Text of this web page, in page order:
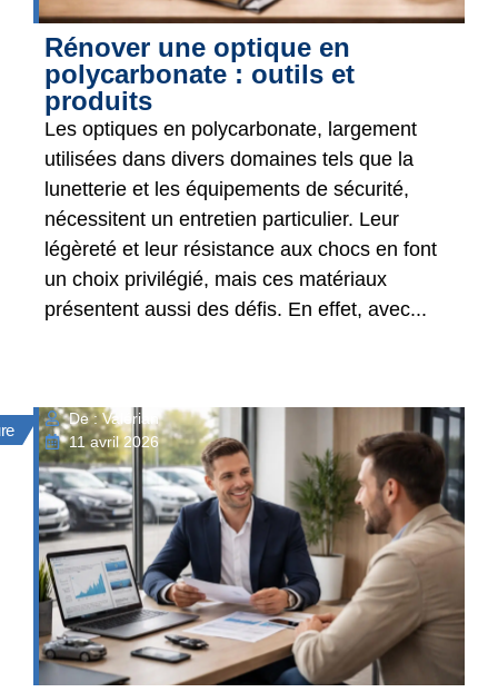
Rénover une optique en
polycarbonate : outils et
produits
Les optiques en polycarbonate, largement
utilisées dans divers domaines tels que la
lunetterie et les équipements de sécurité,
nécessitent un entretien particulier. Leur
légèreté et leur résistance aux chocs en font
un choix privilégié, mais ces matériaux
présentent aussi des défis. En effet, avec...
De : Valérian
11 avril 2026